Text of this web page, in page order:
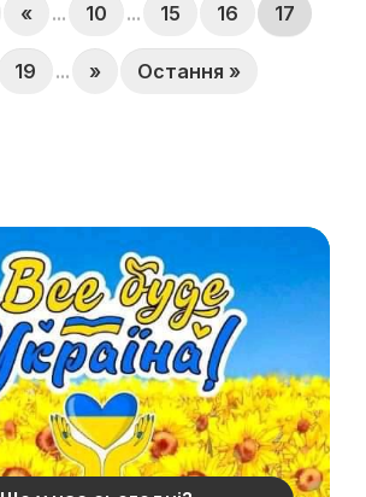
« ... 10 ... 15 16 17
19 ... » Остання »